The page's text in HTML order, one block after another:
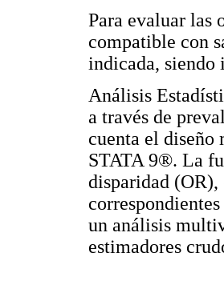
Para evaluar las
compatible con
indicada, siendo
Análisis
a través de
cuenta el
STATA 9®. La
disparidad
un análisis
estimadores